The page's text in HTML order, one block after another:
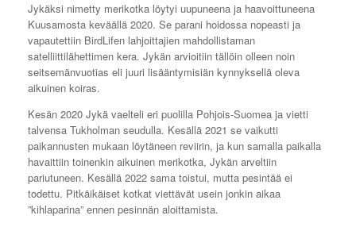
Jykäksi nimetty merikotka löytyi uupuneena ja haavoittuneena
Kuusamosta keväällä 2020. Se parani hoidossa nopeasti ja
vapautettiin BirdLifen lahjoittajien mahdollistaman
satelliittilähettimen kera. Jykän arvioitiin tällöin olleen noin
seitsemänvuotias eli juuri lisääntymisiän kynnyksellä oleva
aikuinen koiras.
Kesän 2020 Jykä vaelteli eri puolilla Pohjois-Suomea ja vietti
talvensa Tukholman seudulla. Kesällä 2021 se vaikutti
paikannusten mukaan löytäneen reviirin, ja kun samalla paikalla
havaittiin toinenkin aikuinen merikotka, Jykän arveltiin
pariutuneen. Kesällä 2022 sama toistui, mutta pesintää ei
todettu. Pitkäikäiset kotkat viettävät usein jonkin aikaa
”kihlaparina” ennen pesinnän aloittamista.